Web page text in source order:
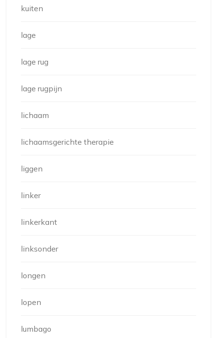
kuiten
lage
lage rug
lage rugpijn
lichaam
lichaamsgerichte therapie
liggen
linker
linkerkant
linksonder
longen
lopen
lumbago